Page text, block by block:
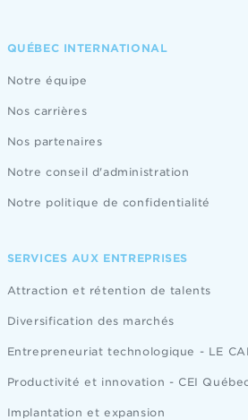
QUÉBEC INTERNATIONAL
Notre équipe
Nos carrières
Nos partenaires
Notre conseil d'administration
Notre politique de confidentialité
SERVICES AUX ENTREPRISES
Attraction et rétention de talents
Diversification des marchés
Entrepreneuriat technologique - LE
Productivité et innovation - CEI
Implantation et expansion